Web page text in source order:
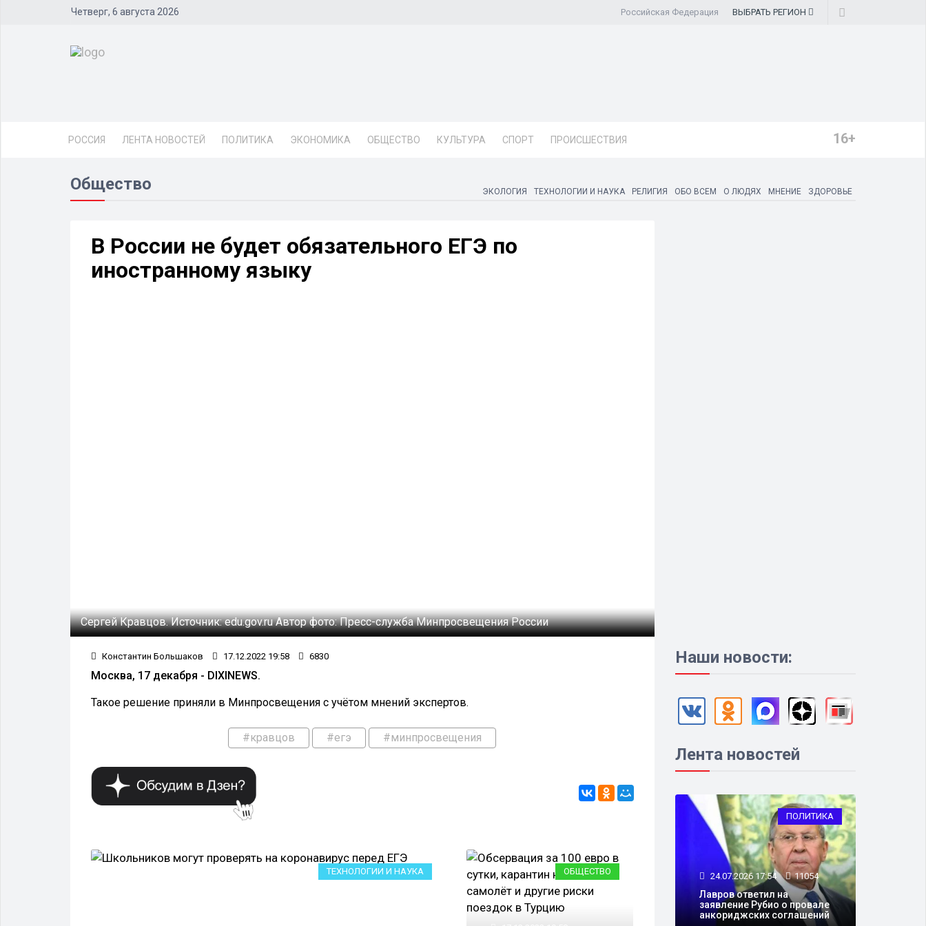
Четверг, 6 августа 2026 Российская Федерация ВЫБРАТЬ РЕГИОН
РОССИЯ ЛЕНТА НОВОСТЕЙ ПОЛИТИКА ЭКОНОМИКА ОБЩЕСТВО КУЛЬТУРА СПОРТ ПРОИСШЕСТВИЯ 16+
Общество ЭКОЛОГИЯ ТЕХНОЛОГИИ И НАУКА РЕЛИГИЯ ОБО ВСЕМ О ЛЮДЯХ МНЕНИЕ ЗДОРОВЬЕ
В России не будет обязательного ЕГЭ по
иностранному языку
Сергей Кравцов.Источник:edu.gov.ruАвтор фото:Пресс-служба Минпросвещения России
Константин Большаков 17.12.2022 19:58 6830
Москва, 17 декабря - DIXINEWS.
Такое решение приняли в Минпросвещения с учётом мнений экспертов.
#кравцов #егэ #минпросвещения
ТЕХНОЛОГИИ И НАУКА ОБЩЕСТВО
ОБЩЕСТВО
Наши новости:
Лента новостей
ПОЛИТИКА
24.07.2026 17:54 11054
Лавров ответил на
заявление Рубио о провале
анкориджских соглашений